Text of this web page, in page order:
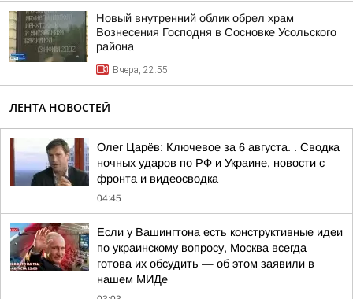
Новый внутренний облик обрел храм
Вознесения Господня в Сосновке Усольского
района
Вчера, 22:55
ЛЕНТА НОВОСТЕЙ
Олег Царёв: Ключевое за 6 августа. . Сводка
ночных ударов по РФ и Украине, новости с
фронта и видеосводка
04:45
Если у Вашингтона есть конструктивные идеи
по украинскому вопросу, Москва всегда
готова их обсудить — об этом заявили в
нашем МИДе